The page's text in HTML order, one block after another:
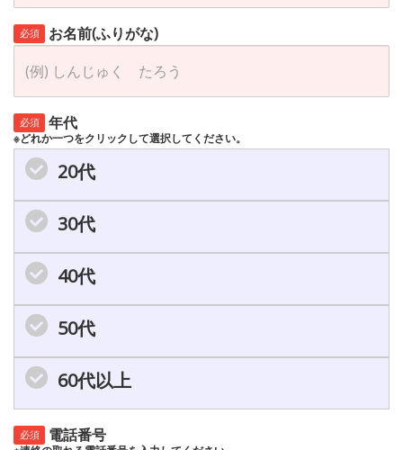
必須 お名前(ふりがな)
必須 年代
※どれか一つをクリックして選択してください。
20代
30代
40代
50代
60代以上
必須 電話番号